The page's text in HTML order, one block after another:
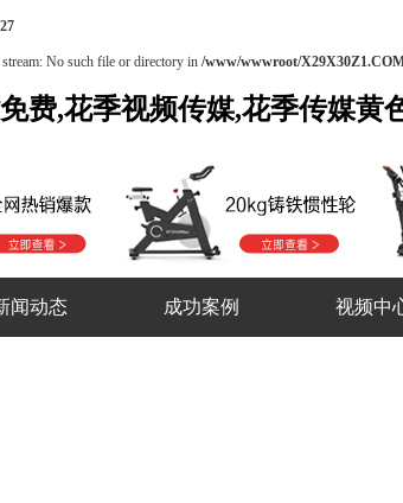
No such file or directory in /www/wwwroot/
费,花季视频传媒,花季传媒黄
闻动态 成功案例 视频中